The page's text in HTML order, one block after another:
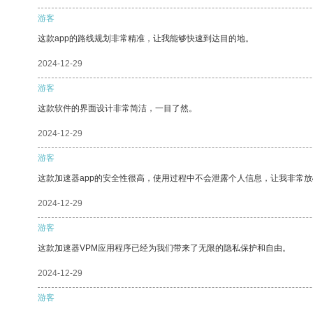
游客
这款app的路线规划非常精准，让我能够快速到达目的地。
2024-12-29
游客
这款软件的界面设计非常简洁，一目了然。
2024-12-29
游客
这款加速器app的安全性很高，使用过程中不会泄露个人信息，让我非常
2024-12-29
游客
这款加速器VPM应用程序已经为我们带来了无限的隐私保护和自由。
2024-12-29
游客